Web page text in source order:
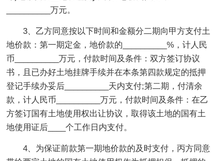
__________万元。
3、乙方同意按以下时间和金额分二期向甲方支付土
地价款：第一期定金，地价款的__________%，计人民
币__________万元，付款时间及条件：双方签订协议
书，且已办好土地挂牌手续并在本条第四款规定的抵押
登记手续办妥后__________天内支付;第二期，付清余
款，计人民币__________万元，付款时间及条件：在乙
方签订国有土地使用权出让协议，取得该土地的国有土
地使用证后____个工作日内支付。
4、为保证前款第一期地价款的及时支付，丙方同意